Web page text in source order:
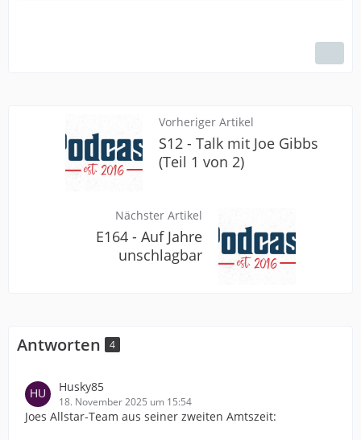
Vorheriger Artikel
S12 - Talk mit Joe Gibbs
(Teil 1 von 2)
Nächster Artikel
E164 - Auf Jahre
unschlagbar
Antworten 4
Husky85
18. November 2025 um 15:54
Joes Allstar-Team aus seiner zweiten Amtszeit: